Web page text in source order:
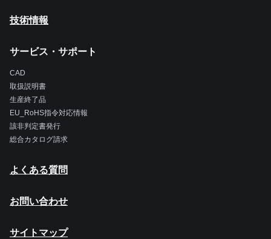
技術情報
サービス・サポート
CAD
取扱説明書
生産終了品
EU_RoHS指令対応情報
該非判定書発行
総合カタログ請求
よくある質問
お問い合わせ
サイトマップ